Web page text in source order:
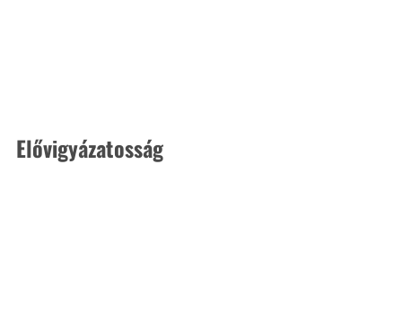
Elővigyázatosság